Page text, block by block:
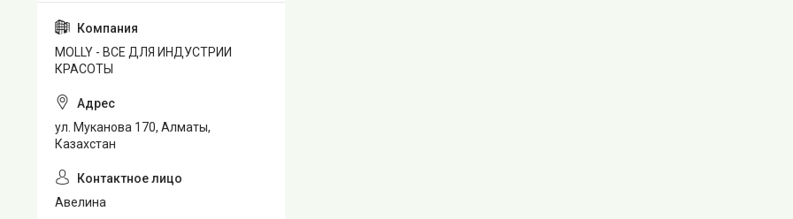
MOLLY - ВСЕ ДЛЯ ИНДУСТРИИ
КРАСОТЫ
ул. Муканова 170, Алматы,
Казахстан
Авелина